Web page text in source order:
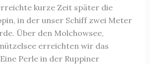
kurze Zeit später die
in der unser Schiff zwei Meter
Über den Molchowsee,
erreichten wir das
Perle in der Ruppiner